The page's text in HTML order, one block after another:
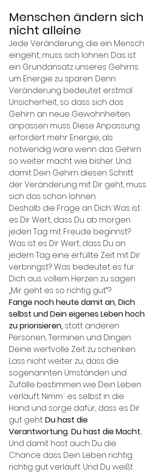
Menschen ändern sich
nicht alleine
Jede Veränderung, die ein Mensch
eingeht, muss sich lohnen. Das ist
ein Grundansatz unseres Gehirns
um Energie zu sparen. Denn
Veränderung bedeutet erstmal
Unsicherheit, so dass sich das
Gehirn an neue Gewohnheiten
anpassen muss. Diese Anpassung
erfordert mehr Energie, als
notwendig wäre wenn das Gehirn
so weiter macht wie bisher. Und
damit Dein Gehirn diesen Schritt
der Veränderung mit Dir geht, muss
sich das schon lohnen.
Deshalb die Frage an Dich: Was ist
es Dir Wert, dass Du ab morgen
jeden Tag mit Freude beginnst?
Was ist es Dir Wert, dass Du an
jedem Tag eine erfüllte Zeit mit Dir
verbringst? Was bedeutet es für
Dich aus vollem Herzen zu sagen
„Mir geht es so richtig gut“?
Fange noch heute damit an, Dich
selbst und Dein eigenes Leben hoch
zu priorisieren, statt anderen
Personen, Terminen und Dingen
Deine wertvolle Zeit zu schenken.
Lass nicht weiter zu, dass die
sogenannten Umständen und
Zufälle bestimmen wie Dein Leben
verläuft. Nimm´ es selbst in die
Hand und sorge dafür, dass es Dir
gut geht. Du hast die
Verantwortung. Du hast die Macht.
Und damit hast auch Du die
Chance dass Dein Leben richtig
richtig gut verläuft. Und Du weißt